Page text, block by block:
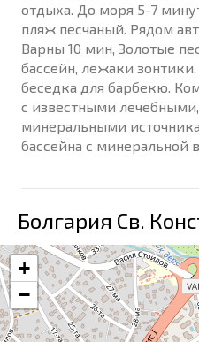
отдыха. До моря 5-7
пляж песчаный. Рядом
Варны 10 мин, Золотые
бассейн, лежаки
беседка для барбекю.
с известными
минеральными
бассейна с минеральной
Болгария Св.
+
−